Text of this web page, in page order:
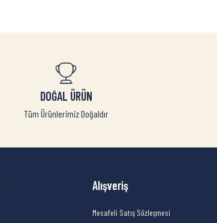
DOĞAL ÜRÜN
Tüm Ürünlerimiz Doğaldır
Alışveriş
Mesafeli Satış Sözleşmesi